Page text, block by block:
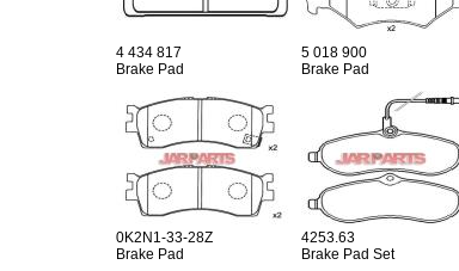
4 434 817
Brake Pad
5 018 900
Brake Pad
0K2N1-33-28Z
Brake Pad
4253.63
Brake Pad Set